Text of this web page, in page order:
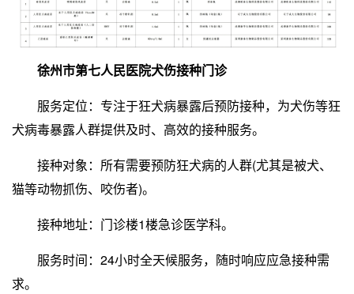
徐州市第七人民医院犬伤接种门诊
服务定位：专注于狂犬病暴露后预防接种，为犬伤等狂
犬病毒暴露人群提供及时、高效的接种服务。
接种对象：所有需要预防狂犬病的人群(尤其是被犬、
猫等动物抓伤、咬伤者)。
接种地址：门诊楼1楼急诊医学科。
服务时间：24小时全天候服务，随时响应应急接种需
求。